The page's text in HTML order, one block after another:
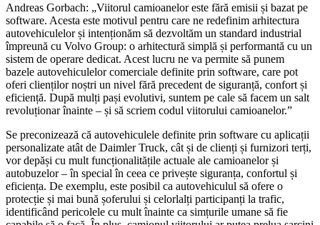
Andreas Gorbach: „Viitorul camioanelor este fără emisii și bazat pe
software. Acesta este motivul pentru care ne redefinim arhitectura
autovehiculelor și intenționăm să dezvoltăm un standard industrial
împreună cu Volvo Group: o arhitectură simplă și performantă cu un
sistem de operare dedicat. Acest lucru ne va permite să punem
bazele autovehiculelor comerciale definite prin software, care pot
oferi clienților noștri un nivel fără precedent de siguranță, confort și
eficiență. După mulți pași evolutivi, suntem pe cale să facem un salt
revoluționar înainte – și să scriem codul viitorului camioanelor.”
Se preconizează că autovehiculele definite prin software cu aplicații
personalizate atât de Daimler Truck, cât și de clienți și furnizori terți,
vor depăși cu mult funcționalitățile actuale ale camioanelor și
autobuzelor – în special în ceea ce privește siguranța, confortul și
eficiența. De exemplu, este posibil ca autovehiculul să ofere o
protecție și mai bună șoferului și celorlalți participanți la trafic,
identificând pericolele cu mult înainte ca simțurile umane să fie